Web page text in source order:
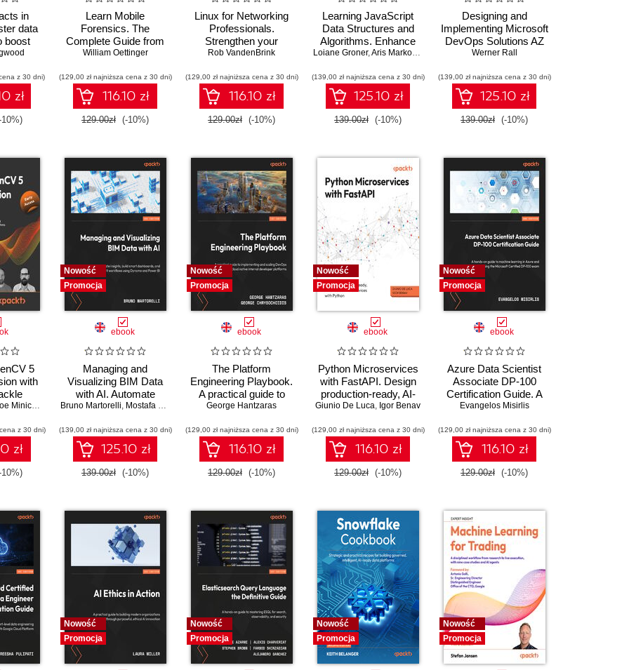
in
data
boost
data
z 30 dni)
zł
10%)
Learn Mobile
Forensics. The
Complete Guide from
Extraction to Courtroom
William Oettinger
(129,00 zł najniższa cena z 30 dni)
116.10 zł
129.00zł (-10%)
Linux for Networking
Professionals.
Strengthen your
networking and security
Second Edition
Rob VandenBrink
(129,00 zł najniższa cena z 30 dni)
116.10 zł
129.00zł (-10%)
Learning JavaScript
Data Structures and
Algorithms. Enhance
your problem-solving
TypeScript - Fourth
Edition
Loiane Groner,Aris Markogiannakis Daniel Ostrovsky
(139,00 zł najniższa cena z 30 dni)
125.10 zł
139.00zł (-10%)
Designing and
Implementing Microsoft
DevOps Solutions AZ
400 Certification Guide.
expertise, pass the AZ-
400 with confidence,
and boost your cloud
career
Werner Rall
(139,00 zł najniższa cena z 30 dni)
125.10 zł
139.00zł (-10%)
5
with
and
tools,
and
Minichino
z 30 dni)
zł
10%)
Nowość
Promocja
ebook
Managing and
Visualizing BIM Data
with AI. Automate
insights, build smart
enhance Revit
workflows using
Dynamo and Power BI
Bruno Martorelli, Mostafa ElAshmawy
(139,00 zł najniższa cena z 30 dni)
125.10 zł
139.00zł (-10%)
Nowość
Promocja
ebook
The Platform
Engineering Playbook.
A practical guide to
implementing and
cloud native internal
developer platforms
George Hantzaras
(129,00 zł najniższa cena z 30 dni)
116.10 zł
129.00zł (-10%)
Nowość
Promocja
ebook
Python Microservices
with FastAPI. Design
production-ready, AI-
enabled microservices
Giunio De Luca, Igor Benav
(129,00 zł najniższa cena z 30 dni)
116.10 zł
129.00zł (-10%)
Nowość
Promocja
ebook
Azure Data Scientist
Associate DP-100
Certification Guide. A
hands-on guide to
Azure and passing the
Microsoft Certified DP-
100 exam - Second
Edition
Evangelos Misirlis
(129,00 zł najniższa cena z 30 dni)
116.10 zł
129.00zł (-10%)
Nowość
Promocja
Nowość
Promocja
Nowość
Promocja
Nowość
Promocja